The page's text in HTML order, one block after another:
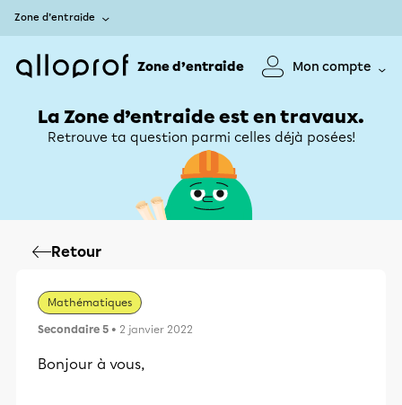
Zone d’entraide
Zone d’entraide Mon compte
La Zone d’entraide est en travaux.
Retrouve ta question parmi celles déjà posées!
Retour
Mathématiques
Secondaire 5 • 2 janvier 2022
Bonjour à vous,